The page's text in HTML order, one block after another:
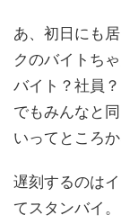
あ、初日にも
クのバイトちゃ
バイト？社員？
でもみんなと
いってところか
遅刻するのは
てスタンバイ。